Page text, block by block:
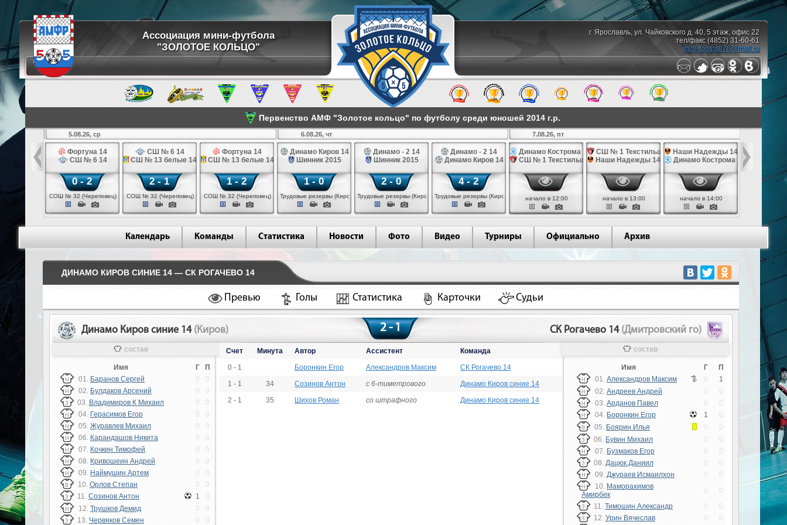
Ассоциация мини-футбола
"ЗОЛОТОЕ КОЛЬЦО"
г. Ярославль, ул. Чайковского д. 40, 5 этаж, офис 22
тел/факс (4852) 31-60-61
mini-football76@mail.ru
Первенство АМФ "Золотое кольцо" по футболу среди юношей 2014 г.р.
14
5.08.26, ср
Фортуна 14
СШ № 6 14
0 - 2
СОШ № 32 (Череповец)
СШ № 6 14
СШ № 13 белые 14
2 - 1
СОШ № 32 (Череповец)
Фортуна 14
СШ № 13 белые 14
1 - 2
СОШ № 32 (Череповец)
6.08.26, чт
Динамо Киров 14
Шинник 2015
1 - 0
Трудовые резервы (Киров)
Динамо - 2 14
Шинник 2015
2 - 0
Трудовые резервы (Киров)
Динамо - 2 14
Динамо Киров 14
4 - 2
Трудовые резервы (Киров)
7.08.26, пт
Динамо Кострома 14
СШ № 1 Текстильщик 14
начало в 12:00
СШ № 1 Текстильщик 14
Наши Надежды 14
начало в 13:00
Наши Надежды 14
Динамо Кострома 14
начало в 14:00
СШ им.
Календарь Команды Статистика Новости Фото Видео Турниры Официально Архив
ДИНАМО КИРОВ СИНИЕ 14 — СК РОГАЧЕВО 14
Превью Голы Статистика Карточки Судьи
Динамо Киров синие 14 (Киров) 2 - 1 СК Рогачево 14 (Дмитровский го)
состав
Имя Г П
Н 01. Баранов Сергей 0 0
Н 02. Булдаков Арсений 0 0
З 03. Владимиров К Михаил 0 0
Н 04. Герасимов Егор 0 0
Н 05. Журавлев Михаил 0 0
Н 06. Карандашов Никита 0 0
Н 07. Кочкин Тимофей 0 0
Н 08. Кривошеин Андрей 0 0
Н 09. Наймушин Артем 0 0
В 10. Орлов Степан 0 0
З 11. Созинов Антон 1 0
Н 12. Трушков Демид 0 0
З 13. Червяков Семен 0 0
Счет Минута Автор Ассистент
Команда
0 - 1
Боронкин Егор Александров Максим
СК Рогачево 14
1 - 1
34 Созинов Антон с 6-тиметрового
Динамо Киров синие 14
2 - 1
35 Шихов Роман со штрафного Динамо Киров синие 14
состав
Имя Г П
Н 01. Александров Максим 0 1
Н 02. Андреев Андрей 0 0
Н 03. Арданов Павел 0 0
Н 04. Боронкин Егор 1 0
В 05. Боярин Илья 0 0
З 06. Бувин Михаил 0 0
Н 07. Бузмаков Егор 0 0
З 08. Дацюк Даниил 0 0
Н 09. Джураев Исмаилхон 0 0
Н 10. Маморахимов
Амирбек
0 0
З 11. Тимошин Александр 0 0
З 12. Урин Вячеслав 0 0